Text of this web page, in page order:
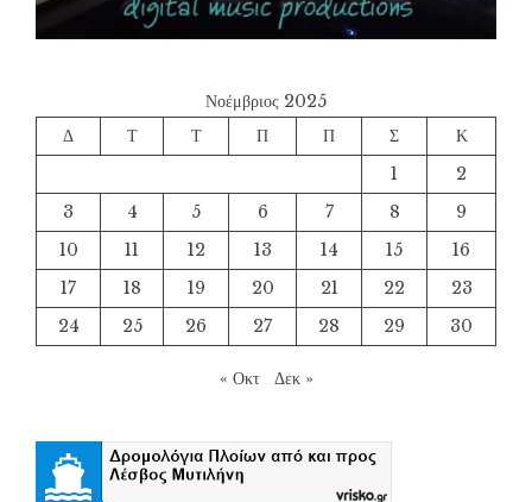
Νοέμβριος 2025
Δ
Τ Τ Π Π Σ
Κ
1
2
3
4 5 6 7 8
9
10
11 12 13 14 15
16
17
18 19 20 21 22
23
24
25 26 27 28 29 30
« Οκτ Δεκ »